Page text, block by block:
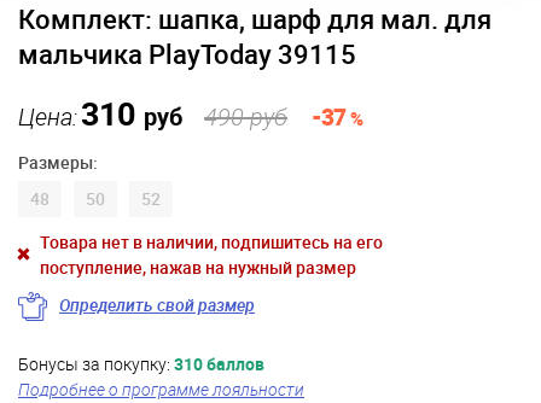
Комплект: шапка, шарф для мал. для
мальчика PlayToday 39115
Цена:310 руб 490 руб -37%
Размеры:
48
50
52
Товара нет в наличии, подпишитесь на его
поступление, нажав на нужный размер
Определить свой размер
Бонусы за покупку: 310 баллов
Подробнее о программе лояльности